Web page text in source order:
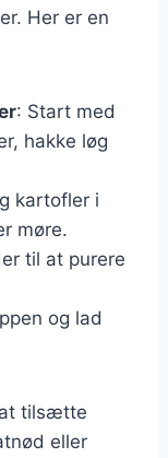
Her er en
: Start med
hakke løg
kartofler i
møre.
til at purere
og lad
tilsætte
eller